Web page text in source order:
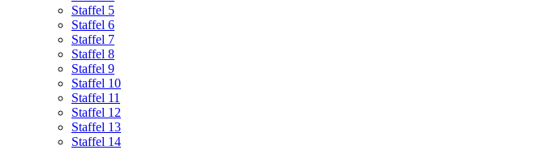
Staffel 5
Staffel 6
Staffel 7
Staffel 8
Staffel 9
Staffel 10
Staffel 11
Staffel 12
Staffel 13
Staffel 14